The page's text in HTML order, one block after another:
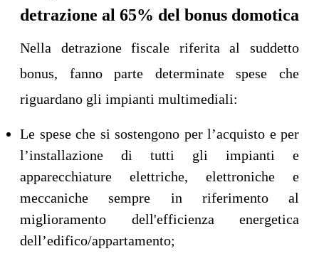
detrazione al 65% del bonus domotica
Nella detrazione fiscale riferita al suddetto
bonus, fanno parte determinate spese che
riguardano gli impianti multimediali:
Le spese che si sostengono per l’acquisto e per
l’installazione di tutti gli impianti e
apparecchiature elettriche, elettroniche e
meccaniche sempre in riferimento al
miglioramento dell'efficienza energetica
dell’edifico/appartamento;